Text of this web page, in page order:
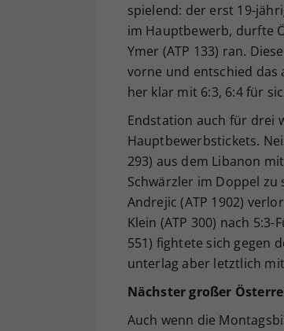
spielend: der erst 19-
im Hauptbewerb, durfte
Ymer (ATP 133) ran.
vorne und entschied das
her klar mit 6:3, 6:4 für
Endstation auch für drei
Hauptbewerbstickets.
293) aus dem Libanon
Schwärzler im Doppel zu
Andrejic (ATP 1902)
Klein (ATP 300) nach
551) fightete sich gegen
unterlag aber letztlich mit
Nächster großer
Auch wenn die